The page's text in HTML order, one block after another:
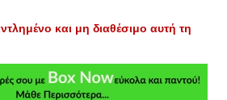
και μη διαθέσιμο αυτή τη